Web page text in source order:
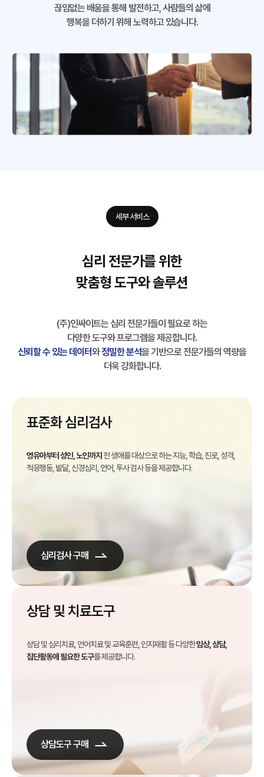
끊임없는 배움을 통해 발전하고, 사람들의 삶에
행복을 더하기 위해 노력하고 있습니다.
세부 서비스
심리 전문가를 위한
맞춤형 도구와 솔루션
(주)인싸이트는 심리 전문가들이 필요로 하는
다양한 도구와 프로그램을 제공합니다.
신뢰할 수 있는 데이터와정밀한 분석을 기반으로 전문가들의 역량을
더욱 강화합니다.
표준화 심리검사
영유아부터 성인, 노인까지 전 생애를 대상으로 하는 지능, 학습, 진로, 성격,
적응행동, 발달, 신경심리, 언어, 투사 검사 등을 제공합니다.
심리검사 구매
상담 및 치료도구
상담 및 심리치료, 언어치료 및 교육훈련, 인지재활 등 다양한임상, 상담,
집단활동에 필요한 도구를 제공합니다.
상담도구 구매